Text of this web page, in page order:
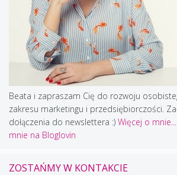
Beata i zapraszam Cię do rozwoju
zakresu marketingu i przedsiębiorczości.
dołączenia do newslettera :) Więcej o mnie...
mnie na Bloglovin
ZOSTAŃMY W KONTAKCIE